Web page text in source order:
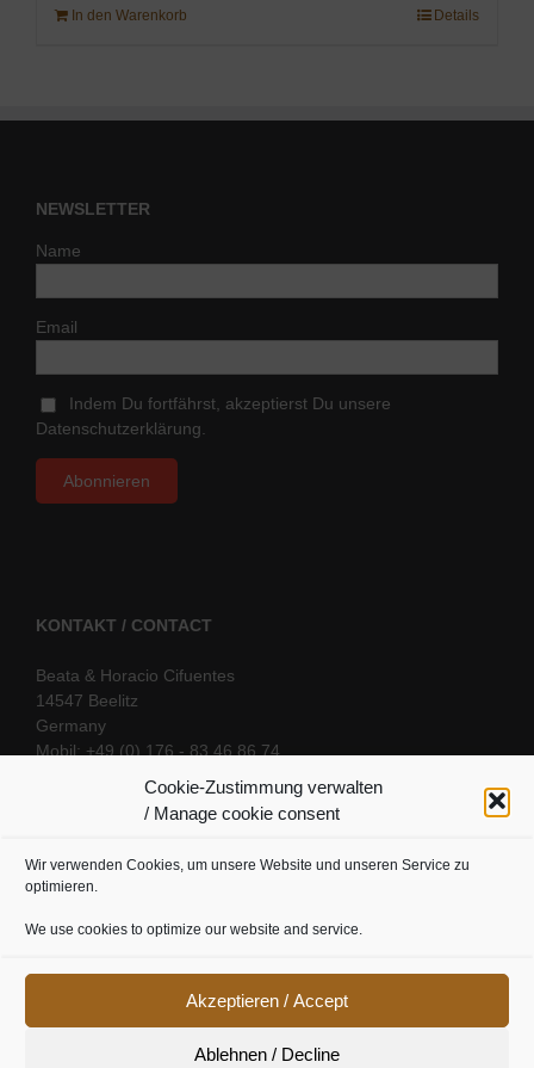
Cookie-Zustimmung verwalten
/ Manage cookie consent
Wir verwenden Cookies, um unsere Website und unseren Service zu
optimieren.
We use cookies to optimize our website and service.
Akzeptieren / Accept
Ablehnen / Decline
In den Warenkorb Details
NEWSLETTER
Name
Email
Indem Du fortfährst, akzeptierst Du unsere
Datenschutzerklärung.
KONTAKT / CONTACT
Beata & Horacio Cifuentes
14547 Beelitz
Germany
Mobil: +49 (0) 176 - 83 46 86 74
SOCIAL LINKS